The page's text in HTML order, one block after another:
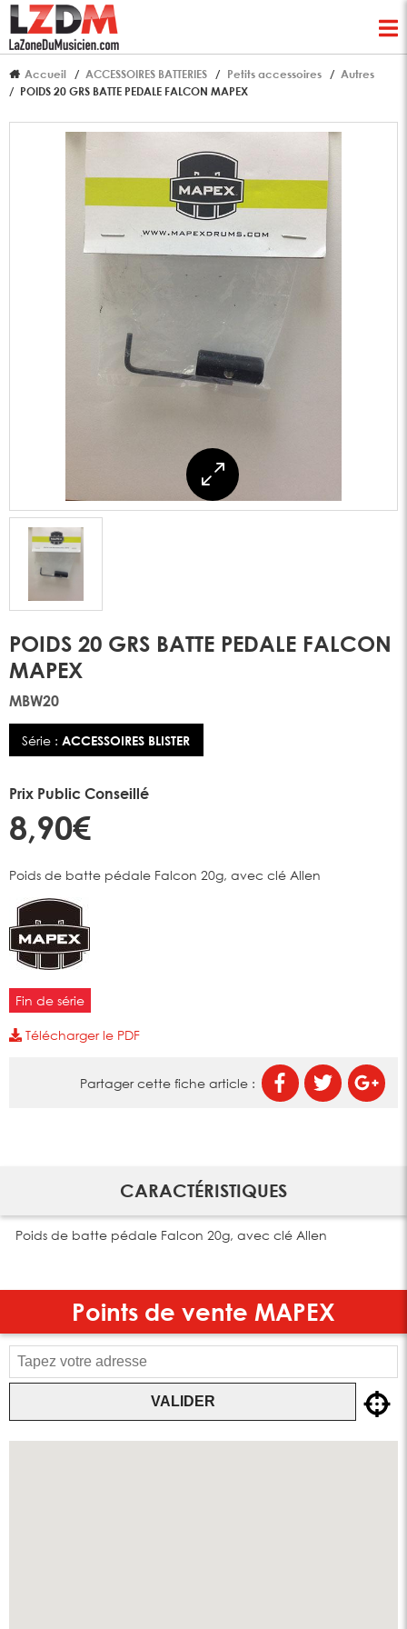
Accueil ACCESSOIRES BATTERIES Petits accessoires
Autres
POIDS 20 GRS BATTE PEDALE FALCON MAPEX
POIDS 20 GRS BATTE PEDALE FALCON
MAPEX
MBW20
Série :ACCESSOIRES BLISTER
Prix Public Conseillé
8,90€
Poids de batte pédale Falcon 20g, avec clé Allen
Fin de série
Télécharger le PDF
Partager cette fiche article :
CARACTÉRISTIQUES
Poids de batte pédale Falcon 20g, avec clé Allen
Points de vente MAPEX
VALIDER